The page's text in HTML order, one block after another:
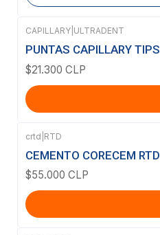
CAPILLARY ULTRADENT
PUNTAS CAPILLARY TIPS
$21.300 CLP
crtd RTD
CEMENTO CORECEM RTD
$55.000 CLP